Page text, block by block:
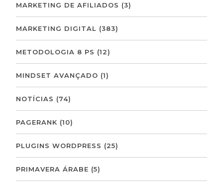
MARKETING DE AFILIADOS (3)
MARKETING DIGITAL (383)
METODOLOGIA 8 PS (12)
MINDSET AVANÇADO (1)
NOTÍCIAS (74)
PAGERANK (10)
PLUGINS WORDPRESS (25)
PRIMAVERA ÁRABE (5)